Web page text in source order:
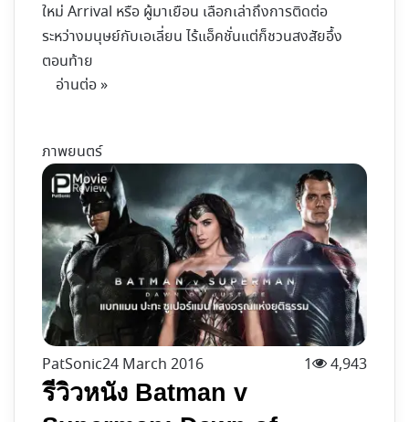
ใหม่ Arrival หรือ ผู้มาเยือน เลือกเล่าถึงการติดต่อ
ระหว่างมนุษย์กับเอเลี่ยน ไร้แอ็คชั่นแต่ก็ชวนสงสัยอึ้ง
ตอนท้าย
อ่านต่อ »
ภาพยนตร์
PatSonic24 March 2016 1 4,943
รีวิวหนัง Batman v